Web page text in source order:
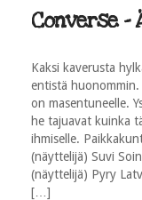
Converse -
Kaksi kaverusta
entistä
on masentuneelle.
he tajuavat kuinka
ihmiselle.
(näyttelijä) Suvi
(näyttelijä) Pyry
[…]